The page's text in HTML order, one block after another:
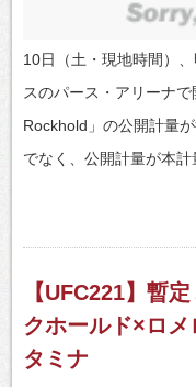
10日（土・現地時間）
スのパース・アリーナ
Rockhold」の公開計量
でなく、公開計量が本計
【UFC221】暫
クホールド×ロ
タミナ